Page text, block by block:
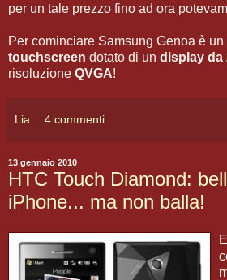
per un tale prezzo fino ad ora
Per cominciare Samsung Genoa è
touchscreen dotato di un display da
risoluzione QVGA!
Lia 4 commenti:
13 gennaio 2010
HTC Touch Diamond:
iPhone... ma non balla!